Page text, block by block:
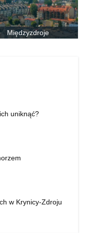
Międzyzdroje
uniknąć?
w Krynicy-Zdroju